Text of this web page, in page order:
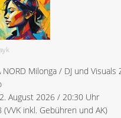
NORD Milonga / DJ und Visuals
August 2026 / 20:30 Uhr
inkl. Gebühren und AK)